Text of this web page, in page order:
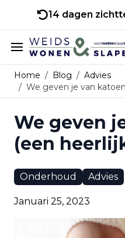
14 dagen
Ga naar de inhoud
Home / Blog / Advies
/ We geven je van
We geven
(een
Onderhoud Advies
Januari 25, 2023